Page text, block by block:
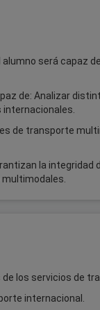
alumno será capaz
de: Analizar
de transporte
la
los servicios de
internacional.